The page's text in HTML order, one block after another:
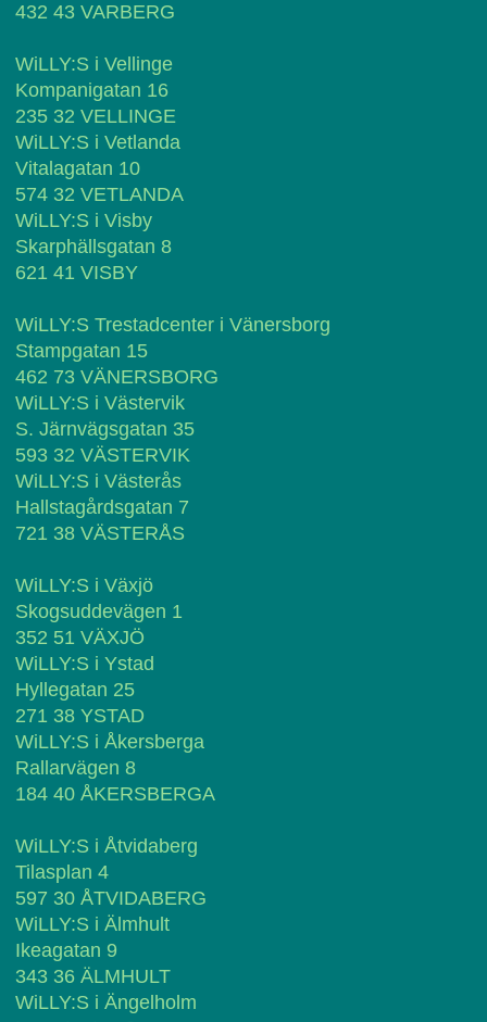
432 43 VARBERG
WiLLY:S i Vellinge
Kompanigatan 16
235 32 VELLINGE
WiLLY:S i Vetlanda
Vitalagatan 10
574 32 VETLANDA
WiLLY:S i Visby
Skarphällsgatan 8
621 41 VISBY
WiLLY:S Trestadcenter i Vänersborg
Stampgatan 15
462 73 VÄNERSBORG
WiLLY:S i Västervik
S. Järnvägsgatan 35
593 32 VÄSTERVIK
WiLLY:S i Västerås
Hallstagårdsgatan 7
721 38 VÄSTERÅS
WiLLY:S i Växjö
Skogsuddevägen 1
352 51 VÄXJÖ
WiLLY:S i Ystad
Hyllegatan 25
271 38 YSTAD
WiLLY:S i Åkersberga
Rallarvägen 8
184 40 ÅKERSBERGA
WiLLY:S i Åtvidaberg
Tilasplan 4
597 30 ÅTVIDABERG
WiLLY:S i Älmhult
Ikeagatan 9
343 36 ÄLMHULT
WiLLY:S i Ängelholm